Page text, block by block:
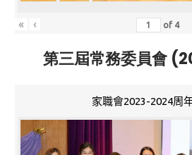
« ‹ of 4
第三屆常務委員會
家職會2023-2024周